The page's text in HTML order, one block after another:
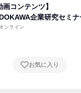
画コンテンツ】
企業研究セミナ
オンライン
お気に入り